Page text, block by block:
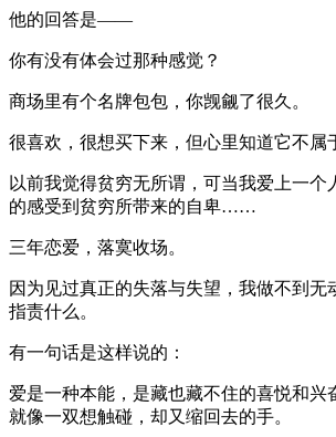
他的回答是——
你有没有体会过那种感觉？
商场里有个名牌包包，你觊觎了很久。
很喜欢，很想买下来，但心里知道它不属
以前我觉得贫穷无所谓，可当我爱上一个
的感受到贫穷所带来的自卑……
三年恋爱，落寞收场。
因为见过真正的失落与失望，我做不到无
指责什么。
有一句话是这样说的：
爱是一种本能，是藏也藏不住的喜悦和兴
就像一双想触碰，却又缩回去的手。